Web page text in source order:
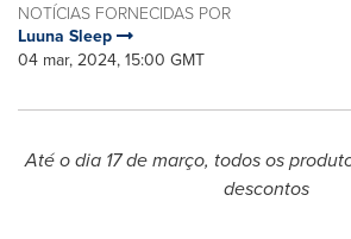
NOTÍCIAS FORNECIDAS POR
Luuna Sleep
04 mar, 2024, 15:00 GMT
Até o dia 17 de março, todos os
descontos